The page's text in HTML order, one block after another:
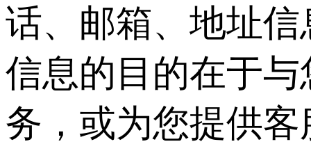
话、邮箱、地址
信息的目的在于
务，或为您提供